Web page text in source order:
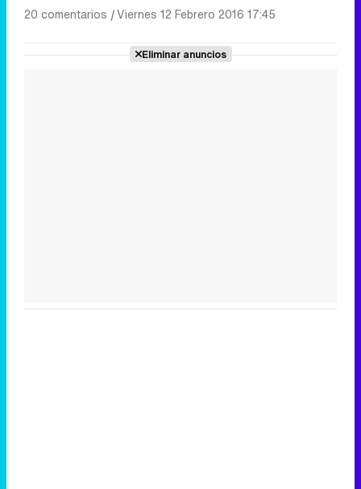
20 comentarios |Viernes 12 Febrero 2016 17:45
Eliminar anuncios